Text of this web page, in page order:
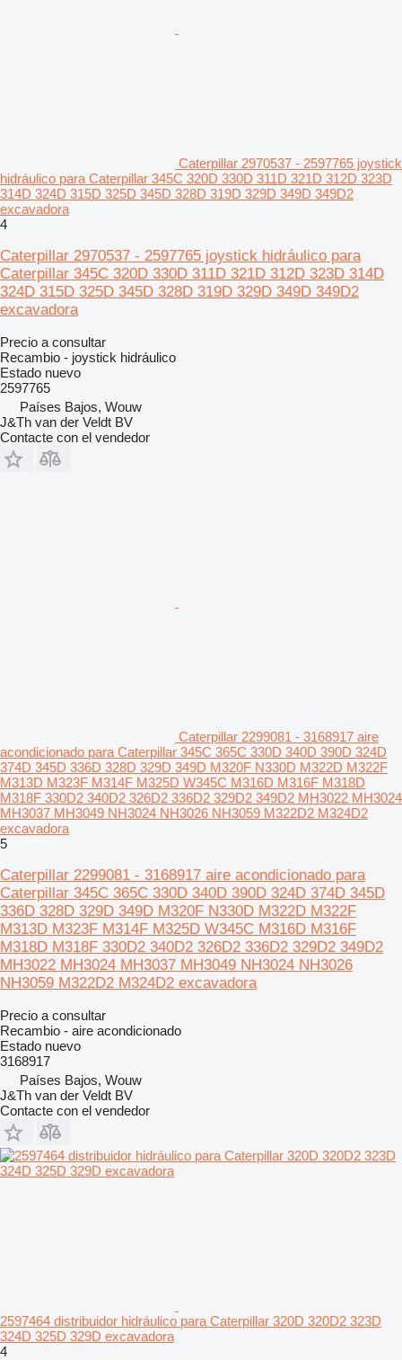
Caterpillar 2970537 - 2597765 joystick
hidráulico para Caterpillar 345C 320D 330D 311D 321D 312D 323D
314D 324D 315D 325D 345D 328D 319D 329D 349D 349D2
excavadora
4
Caterpillar 2970537 - 2597765 joystick hidráulico para
Caterpillar 345C 320D 330D 311D 321D 312D 323D 314D
324D 315D 325D 345D 328D 319D 329D 349D 349D2
excavadora
Precio a consultar
Recambio - joystick hidráulico
Estado nuevo
2597765
Países Bajos, Wouw
J&Th van der Veldt BV
Contacte con el vendedor
Caterpillar 2299081 - 3168917 aire
acondicionado para Caterpillar 345C 365C 330D 340D 390D 324D
374D 345D 336D 328D 329D 349D M320F N330D M322D M322F
M313D M323F M314F M325D W345C M316D M316F M318D
M318F 330D2 340D2 326D2 336D2 329D2 349D2 MH3022 MH3024
MH3037 MH3049 NH3024 NH3026 NH3059 M322D2 M324D2
excavadora
5
Caterpillar 2299081 - 3168917 aire acondicionado para
Caterpillar 345C 365C 330D 340D 390D 324D 374D 345D
336D 328D 329D 349D M320F N330D M322D M322F
M313D M323F M314F M325D W345C M316D M316F
M318D M318F 330D2 340D2 326D2 336D2 329D2 349D2
MH3022 MH3024 MH3037 MH3049 NH3024 NH3026
NH3059 M322D2 M324D2 excavadora
Precio a consultar
Recambio - aire acondicionado
Estado nuevo
3168917
Países Bajos, Wouw
J&Th van der Veldt BV
Contacte con el vendedor
2597464 distribuidor hidráulico para Caterpillar 320D 320D2 323D
324D 325D 329D excavadora
4